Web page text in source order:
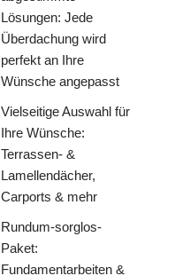
Lösungen: Jede
Überdachung wird
perfekt an Ihre
Wünsche angepasst
Vielseitige Auswahl für
Ihre Wünsche:
Terrassen- &
Lamellendächer,
Carports & mehr
Rundum-sorglos-
Paket:
Fundamentarbeiten &